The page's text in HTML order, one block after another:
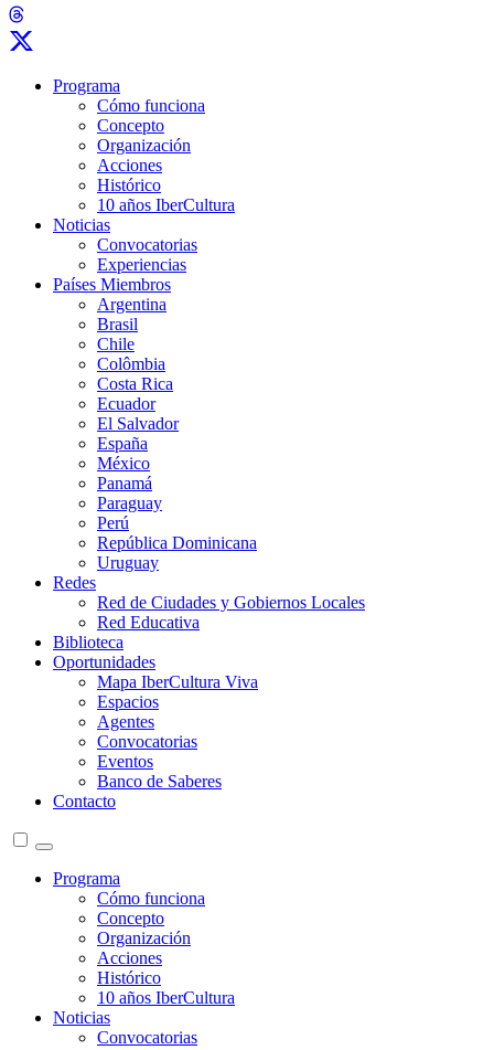
Programa
Cómo funciona
Concepto
Organización
Acciones
Histórico
10 años IberCultura
Noticias
Convocatorias
Experiencias
Países Miembros
Argentina
Brasil
Chile
Colômbia
Costa Rica
Ecuador
El Salvador
España
México
Panamá
Paraguay
Perú
República Dominicana
Uruguay
Redes
Red de Ciudades y Gobiernos Locales
Red Educativa
Biblioteca
Oportunidades
Mapa IberCultura Viva
Espacios
Agentes
Convocatorias
Eventos
Banco de Saberes
Contacto
Programa
Cómo funciona
Concepto
Organización
Acciones
Histórico
10 años IberCultura
Noticias
Convocatorias